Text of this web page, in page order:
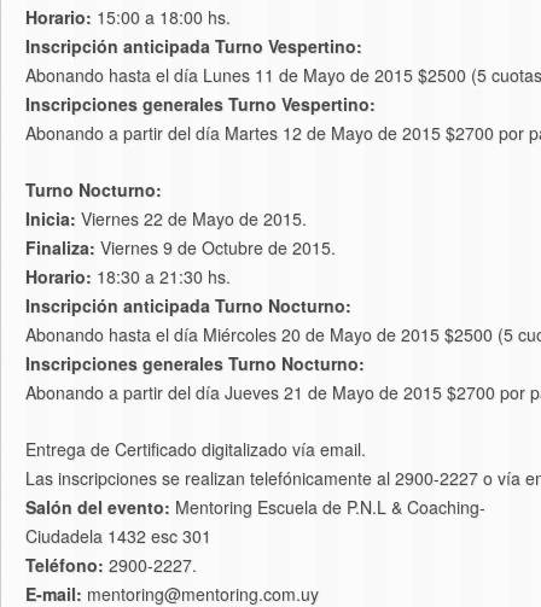
Horario: 15:00 a 18:00 hs.
Inscripción anticipada Turno Vespertino:
Abonando hasta el día Lunes 11 de Mayo de 2015 $2500 (5
Inscripciones generales Turno Vespertino:
Abonando a partir del día Martes 12 de Mayo de 2015 $2700 por
Turno Nocturno:
Inicia: Viernes 22 de Mayo de 2015.
Finaliza: Viernes 9 de Octubre de 2015.
Horario: 18:30 a 21:30 hs.
Inscripción anticipada Turno Nocturno:
Abonando hasta el día Miércoles 20 de Mayo de 2015 $2500 (5
Inscripciones generales Turno Nocturno:
Abonando a partir del día Jueves 21 de Mayo de 2015 $2700 por
Entrega de Certificado digitalizado vía email.
Las inscripciones se realizan telefónicamente al 2900-2227 o vía
Salón del evento: Mentoring Escuela de P.N.L & Coaching-
Ciudadela 1432 esc 301
Teléfono: 2900-2227.
E-mail: mentoring@mentoring.com.uy